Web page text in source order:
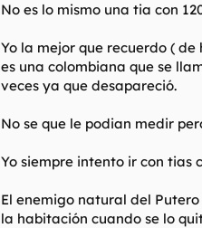
No es lo mismo una tia con
Yo la mejor que recuerdo (
es una colombiana que se
veces ya que desapareció.
No se que le podian medir
Yo siempre intento ir con tias
El enemigo natural del
la habitación cuando se lo